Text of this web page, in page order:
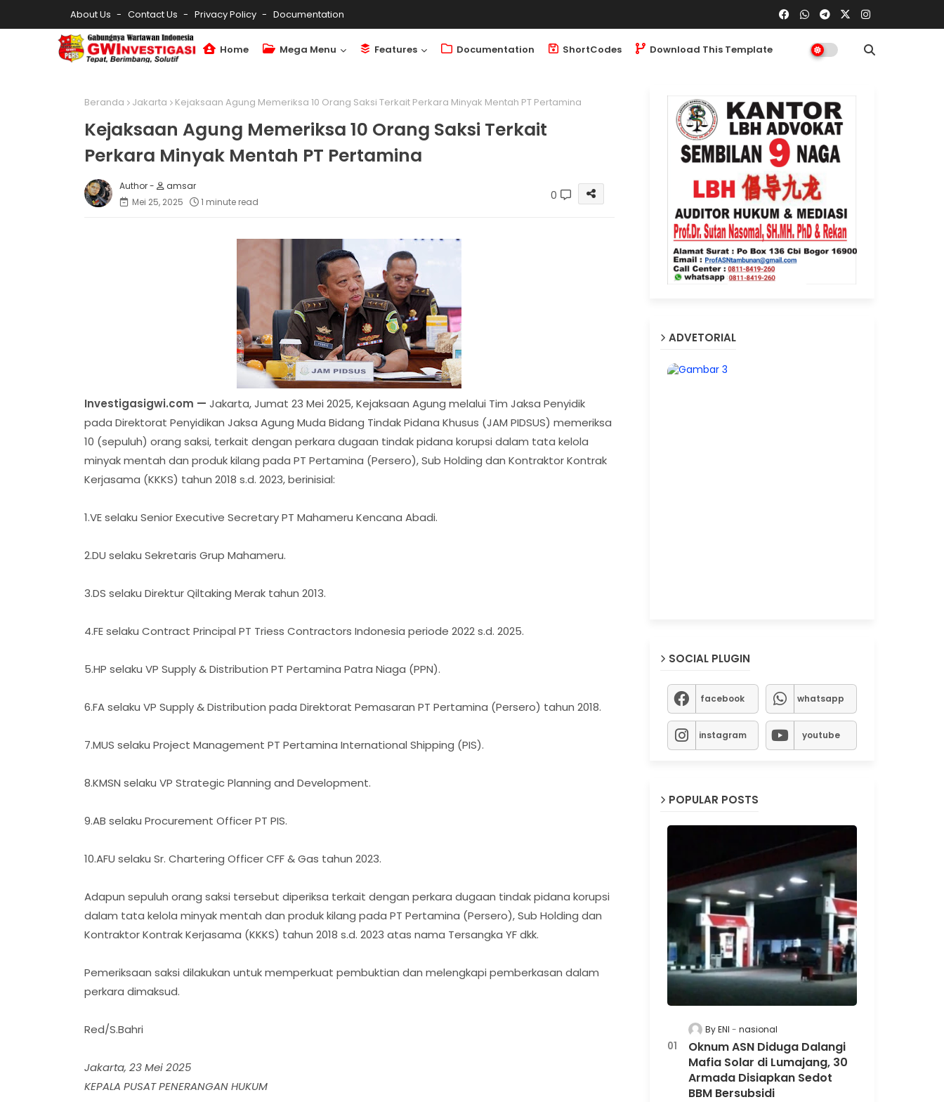
About Us Contact Us Privacy Policy Documentation
Home Mega Menu Features Documentation ShortCodes Download This Template
Beranda Jakarta Kejaksaan Agung Memeriksa 10 Orang Saksi Terkait Perkara Minyak Mentah PT Pertamina
Kejaksaan Agung Memeriksa 10 Orang Saksi Terkait
Perkara Minyak Mentah PT Pertamina
amsar
Mei 25, 2025
1 minute read 0
Investigasigwi.com — Jakarta, Jumat 23 Mei 2025, Kejaksaan Agung melalui Tim Jaksa Penyidik
pada Direktorat Penyidikan Jaksa Agung Muda Bidang Tindak Pidana Khusus (JAM PIDSUS) memeriksa
10 (sepuluh) orang saksi, terkait dengan perkara dugaan tindak pidana korupsi dalam tata kelola
minyak mentah dan produk kilang pada PT Pertamina (Persero), Sub Holding dan Kontraktor Kontrak
Kerjasama (KKKS) tahun 2018 s.d. 2023, berinisial:
1.VE selaku Senior Executive Secretary PT Mahameru Kencana Abadi.
2.DU selaku Sekretaris Grup Mahameru.
3.DS selaku Direktur Qiltaking Merak tahun 2013.
4.FE selaku Contract Principal PT Triess Contractors Indonesia periode 2022 s.d. 2025.
5.HP selaku VP Supply & Distribution PT Pertamina Patra Niaga (PPN).
6.FA selaku VP Supply & Distribution pada Direktorat Pemasaran PT Pertamina (Persero) tahun 2018.
7.MUS selaku Project Management PT Pertamina International Shipping (PIS).
8.KMSN selaku VP Strategic Planning and Development.
9.AB selaku Procurement Officer PT PIS.
10.AFU selaku Sr. Chartering Officer CFF & Gas tahun 2023.
Adapun sepuluh orang saksi tersebut diperiksa terkait dengan perkara dugaan tindak pidana korupsi
dalam tata kelola minyak mentah dan produk kilang pada PT Pertamina (Persero), Sub Holding dan
Kontraktor Kontrak Kerjasama (KKKS) tahun 2018 s.d. 2023 atas nama Tersangka YF dkk.
Pemeriksaan saksi dilakukan untuk memperkuat pembuktian dan melengkapi pemberkasan dalam
perkara dimaksud.
Red/S.Bahri
Jakarta, 23 Mei 2025
KEPALA PUSAT PENERANGAN HUKUM
ADVETORIAL
SOCIAL PLUGIN
facebook whatsapp
instagram youtube
POPULAR POSTS
By ENI nasional
Oknum ASN Diduga Dalangi
Mafia Solar di Lumajang, 30
Armada Disiapkan Sedot
BBM Bersubsidi